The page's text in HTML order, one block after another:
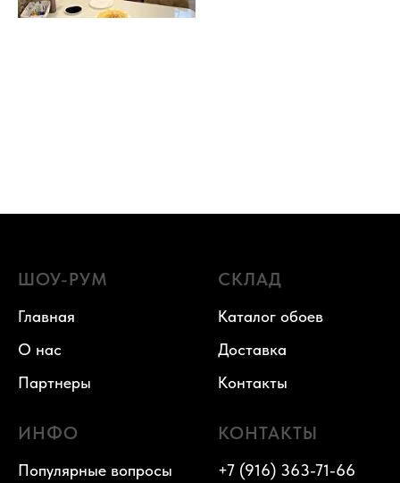
ШОУ-РУМ
Главная
О нас
Партнеры
СКЛАД
Каталог обоев
Доставка
Контакты
ИНФО
Популярные вопросы
КОНТАКТЫ
+7 (916) 363-71-66